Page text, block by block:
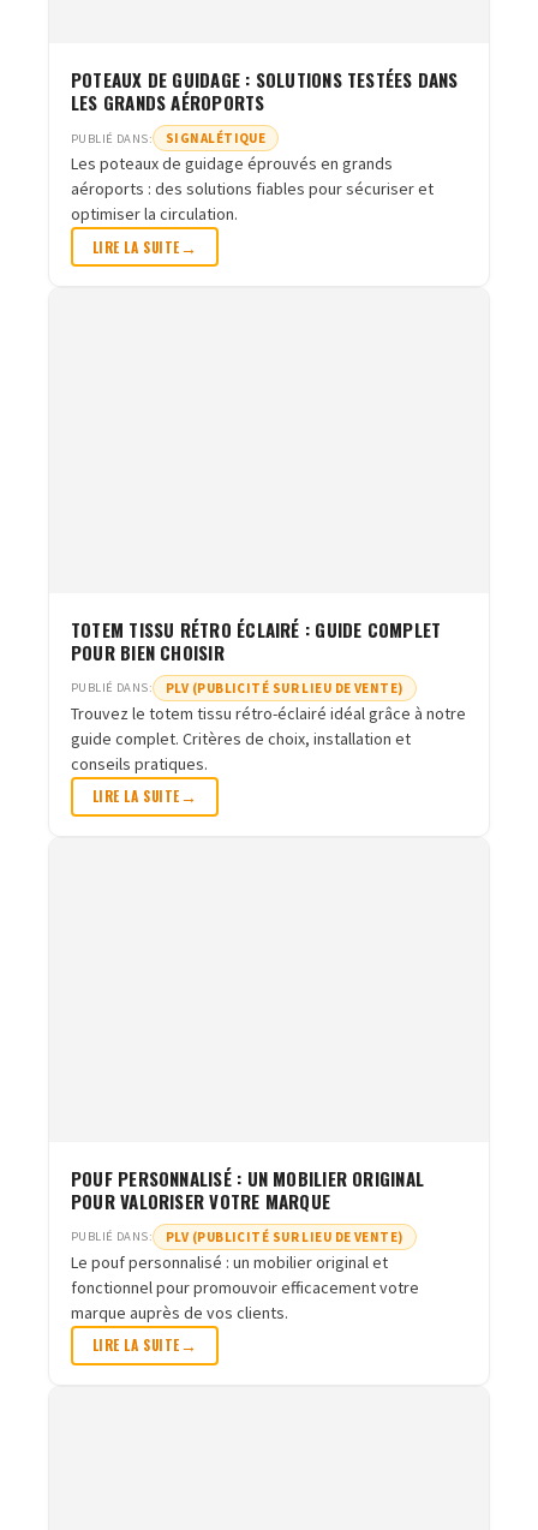
POTEAUX DE GUIDAGE : SOLUTIONS TESTÉES DANS
LES GRANDS AÉROPORTS
PUBLIÉ DANS: SIGNALÉTIQUE
Les poteaux de guidage éprouvés en grands
aéroports : des solutions fiables pour sécuriser et
optimiser la circulation.
LIRE LA SUITE
TOTEM TISSU RÉTRO ÉCLAIRÉ : GUIDE COMPLET
POUR BIEN CHOISIR
PUBLIÉ DANS: PLV (PUBLICITÉ SUR LIEU DE VENTE)
Trouvez le totem tissu rétro-éclairé idéal grâce à notre
guide complet. Critères de choix, installation et
conseils pratiques.
LIRE LA SUITE
POUF PERSONNALISÉ : UN MOBILIER ORIGINAL
POUR VALORISER VOTRE MARQUE
PUBLIÉ DANS: PLV (PUBLICITÉ SUR LIEU DE VENTE)
Le pouf personnalisé : un mobilier original et
fonctionnel pour promouvoir efficacement votre
marque auprès de vos clients.
LIRE LA SUITE